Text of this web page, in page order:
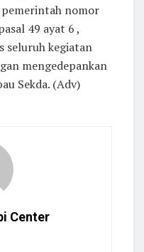
nomor
49 ayat 6 ,
seluruh kegiatan
mengedepankan
Sekda. (Adv)
Center